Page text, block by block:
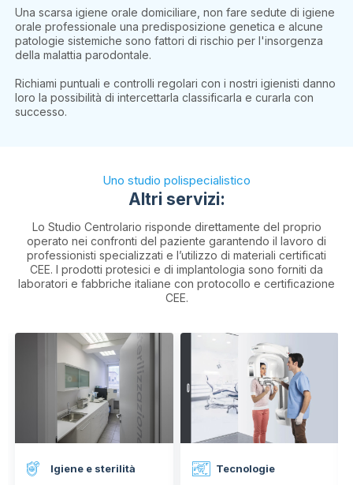
Una scarsa igiene orale domiciliare, non fare sedute di igiene
orale professionale una predisposizione genetica e alcune
patologie sistemiche sono fattori di rischio per l'insorgenza
della malattia parodontale.
Richiami puntuali e controlli regolari con i nostri igienisti danno
loro la possibilità di intercettarla classificarla e curarla con
successo.
Uno studio polispecialistico
Altri servizi:
Lo Studio Centrolario risponde direttamente del proprio
operato nei confronti del paziente garantendo il lavoro di
professionisti specializzati e l’utilizzo di materiali certificati
CEE. I prodotti protesici e di implantologia sono forniti da
laboratori e fabbriche italiane con protocollo e certificazione
CEE.
Igiene e sterilità Tecnologie